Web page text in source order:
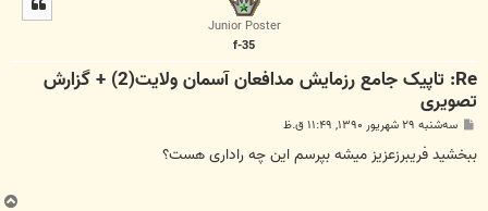
Junior Poster
f-35
Re: تاپیک جامع رزمایش مدافعان آسمان ولايت(2) + گزارش
تصویری
ت
سه‌شنبه ۲۹ شهریور ۱۳۹۰, ۱۱:۴۹ ق.ظ
ببخشید فریبرزعزیز میشه بپرسم این چه راداری هست؟